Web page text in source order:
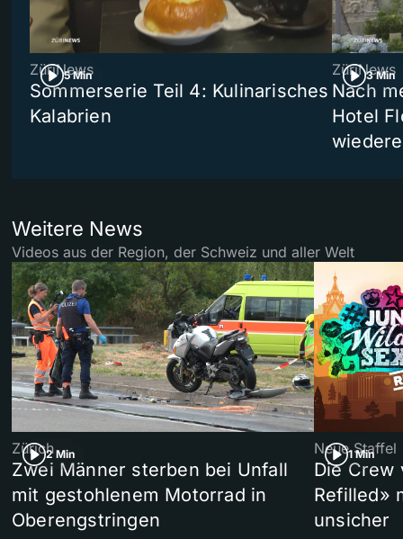
5 Min
ZüriNews
Sommerserie Teil 4: Kulinarisches
Kalabrien
3 Min
ZüriNews
Nach
Hotel
Weitere News
Videos aus der Region, der Schweiz und aller Welt
2 Min
Zürich
Zwei Männer sterben bei Unfall
mit gestohlenem Motorrad in
Oberengstringen
1 Min
Neue Staffel
Die Crew
Refilled»
unsicher